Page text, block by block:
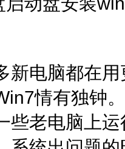
新电脑都在
情有独钟
些老电脑上